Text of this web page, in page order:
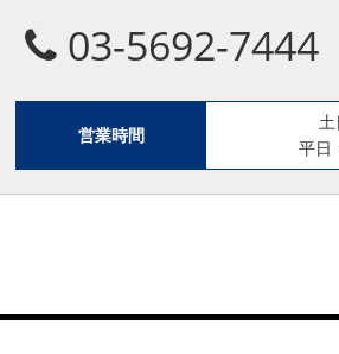
03-5692-7444
営業時間
平日